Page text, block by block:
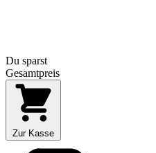
Du sparst
Gesamtpreis
Zur Kasse